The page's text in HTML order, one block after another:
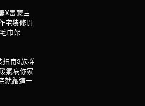
X雷蒙三
宅裝修開
巾架
指南3族群
氣病你家
就靠這一